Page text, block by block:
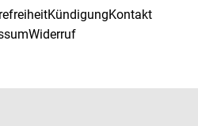
KündigungKontakt
Widerruf